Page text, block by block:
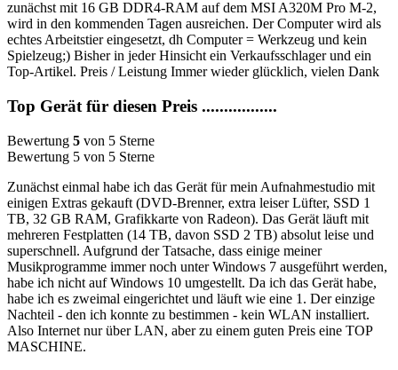
zunächst mit 16 GB DDR4-RAM auf dem MSI A320M Pro M-2,
wird in den kommenden Tagen ausreichen. Der Computer wird als
echtes Arbeitstier eingesetzt, dh Computer = Werkzeug und kein
Spielzeug;) Bisher in jeder Hinsicht ein Verkaufsschlager und ein
Top-Artikel. Preis / Leistung Immer wieder glücklich, vielen Dank
Top Gerät für diesen Preis .................
Bewertung 5 von 5 Sterne
Bewertung 5 von 5 Sterne
Zunächst einmal habe ich das Gerät für mein Aufnahmestudio mit
einigen Extras gekauft (DVD-Brenner, extra leiser Lüfter, SSD 1
TB, 32 GB RAM, Grafikkarte von Radeon). Das Gerät läuft mit
mehreren Festplatten (14 TB, davon SSD 2 TB) absolut leise und
superschnell. Aufgrund der Tatsache, dass einige meiner
Musikprogramme immer noch unter Windows 7 ausgeführt werden,
habe ich nicht auf Windows 10 umgestellt. Da ich das Gerät habe,
habe ich es zweimal eingerichtet und läuft wie eine 1. Der einzige
Nachteil - den ich konnte zu bestimmen - kein WLAN installiert.
Also Internet nur über LAN, aber zu einem guten Preis eine TOP
MASCHINE.